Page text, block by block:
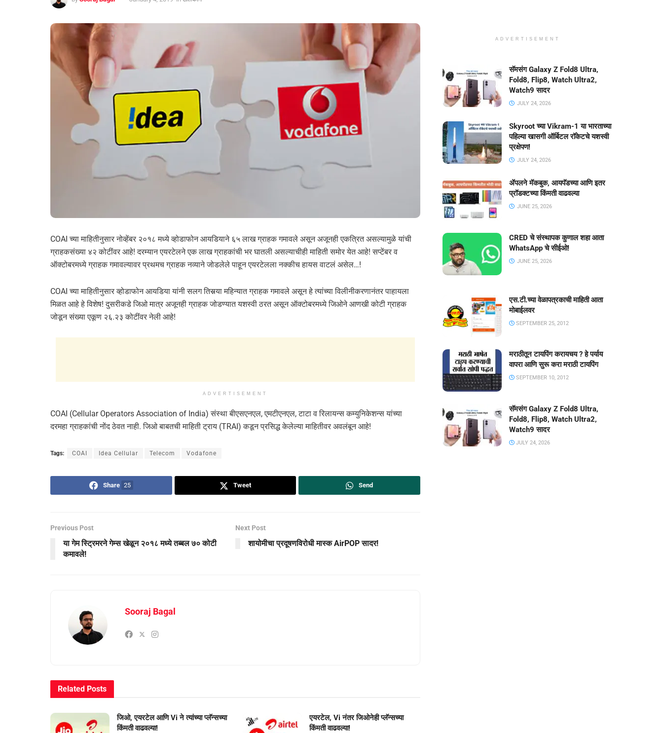
COAI च्या माहितीनुसार नोव्हेंबर २०१८ मध्ये व्होडाफोन आयडियाने ६५ लाख ग्राहक गमावले असून अजूनही एकत्रित असल्यामुळे यांची
ग्राहकसंख्या ४२ कोटींवर आहे! दरम्यान एयरटेलने एक लाख ग्राहकांची भर घातली असल्याचीही माहिती समोर येत आहे! सप्टेंबर व
ऑक्टोबरमध्ये ग्राहक गमावल्यावर प्रथमच ग्राहक नव्याने जोडलेले पाहून एयरटेलला नक्कीच हायस वाटलं असेल…!
COAI च्या माहितीनुसार व्होडाफोन आयडिया यांनी सलग तिसर्‍या महिन्यात ग्राहक गमावले असून हे त्यांच्या विलीनीकरणानंतर पाहायला
मिळत आहे हे विशेष! दुसरीकडे जिओ मात्र अजूनही ग्राहक जोडण्यात यशस्वी ठरत असून ऑक्टोबरमध्ये जिओने आणखी कोटी ग्राहक
जोडून संख्या एकूण २६.२३ कोटींवर नेली आहे!
ADVERTISEMENT
COAI (Cellular Operators Association of India) संस्था बीएसएनएल, एमटीएनएल, टाटा व रिलायन्स कम्युनिकेशन्स यांच्या
दरमहा ग्राहकांची नोंद ठेवत नाही. जिओ बाबतची माहिती ट्राय (TRAI) कडून प्रसिद्ध केलेल्या माहितीवर अवलंबून आहे!
Tags: COAI Idea Cellular Telecom Vodafone
Share 25 Tweet Send
Previous Post
या गेम स्ट्रिमरने गेम्स खेळून २०१८ मध्ये तब्बल ७० कोटी
कमावले!
Next Post
शायोमीचा प्रदूषणविरोधी मास्क AirPOP सादर!
Sooraj Bagal
Related Posts
जिओ, एयरटेल आणि Vi ने त्यांच्या प्लॅन्सच्या
किंमती वाढवल्या!
एयरटेल, Vi नंतर जिओनेही प्लॅन्सच्या
किंमती वाढवल्या!
ADVERTISEMENT
सॅमसंग Galaxy Z Fold8 Ultra,
Fold8, Flip8, Watch Ultra2,
Watch9 सादर
JULY 24, 2026
Skyroot च्या Vikram-1 या भारताच्या
पहिल्या खासगी ऑर्बिटल रॉकेटचे यशस्वी
प्रक्षेपण!
JULY 24, 2026
ॲपलने मॅकबुक, आयपॅडच्या आणि इतर
प्रॉडक्टच्या किंमती वाढवल्या
JUNE 25, 2026
CRED चे संस्थापक कुणाल शहा आता
WhatsApp चे सीईओ!
JUNE 25, 2026
एस.टी.च्या वेळापत्रकाची माहिती आता
मोबाईलवर
SEPTEMBER 25, 2012
मराठीतून टायपिंग करायचय ? हे पर्याय
वापरा आणि सुरू करा मराठी टायपिंग
SEPTEMBER 10, 2012
सॅमसंग Galaxy Z Fold8 Ultra,
Fold8, Flip8, Watch Ultra2,
Watch9 सादर
JULY 24, 2026